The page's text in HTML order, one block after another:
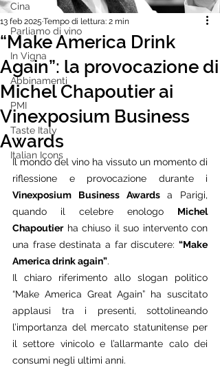
Cina
Parliamo di vino
In Vigna
Abbinamenti
PMI
Taste Italy
Italian Icons
“Make America Drink
Again”: la provocazione di
Michel Chapoutier ai
Vinexposium Business
Awards
13 feb 2025 Tempo di lettura: 2 min
Il mondo del vino ha vissuto un momento di
Vinexposium Business Awards a Parigi,
quando il celebre enologo Michel
Chapoutier ha chiuso il suo intervento con
una frase destinata a far discutere: “Make
America drink again”.
Il chiaro riferimento allo slogan politico
“Make America Great Again” ha suscitato
applausi tra i presenti, sottolineando
l’importanza del mercato statunitense per
il settore vinicolo e l’allarmante calo dei
consumi negli ultimi anni.